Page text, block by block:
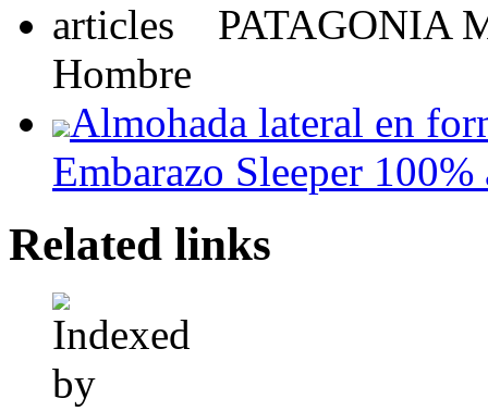
PATAGONIA
Hombre
Almohada lateral en
Embarazo Sleeper
Related links